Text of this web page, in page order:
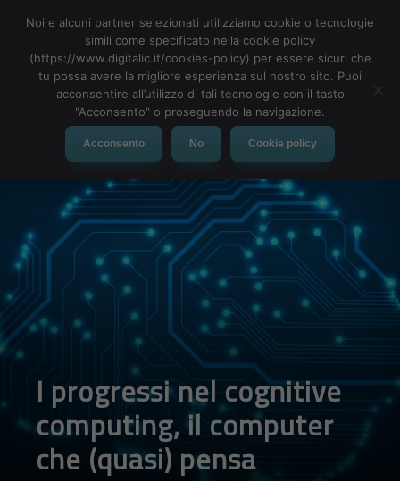
MENU
I progressi nel cognitive
computing, il computer
che (quasi) pensa
Noi e alcuni partner selezionati utilizziamo cookie o tecnologie
simili come specificato nella cookie policy
(https://www.digitalic.it/cookies-policy) per essere sicuri che
tu possa avere la migliore esperienza sul nostro sito. Puoi
acconsentire all’utilizzo di tali tecnologie con il tasto
"Acconsento" o proseguendo la navigazione.
Acconsento No Cookie policy